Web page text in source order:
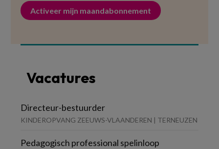
Activeer mijn maandabonnement
Vacatures
Directeur-bestuurder
KINDEROPVANG ZEEUWS-VLAANDEREN | TERNEUZEN
Pedagogisch professional spelinloop